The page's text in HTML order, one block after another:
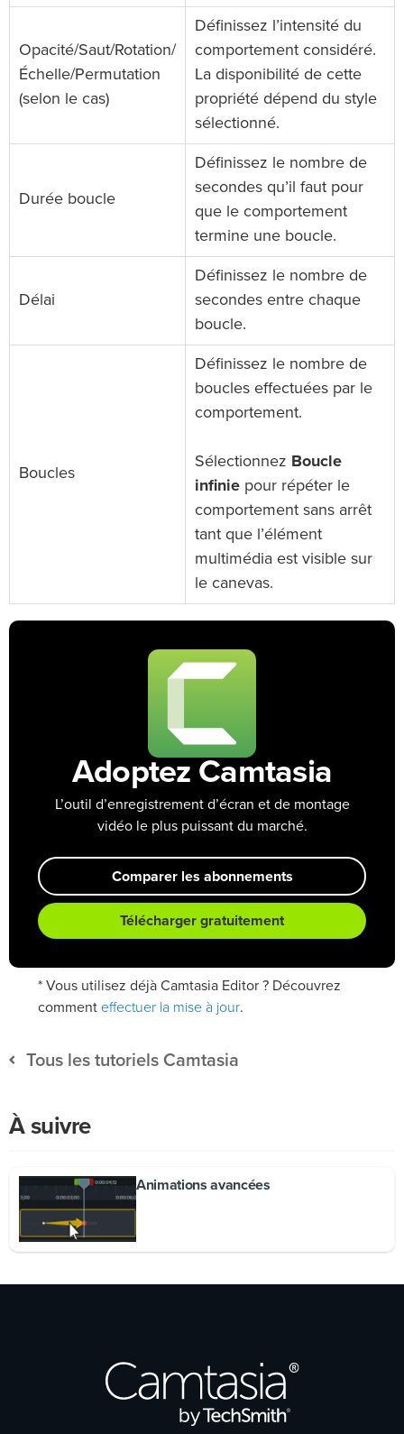
Opacité/Saut/Rotation/
Échelle/Permutation
(selon le cas)
Définissez l’intensité du
comportement considéré.
La disponibilité de cette
propriété dépend du style
sélectionné.
Durée boucle
Définissez le nombre de
secondes qu’il faut pour
que le comportement
termine une boucle.
Délai
Définissez le nombre de
secondes entre chaque
boucle.
Boucles
Définissez le nombre de
boucles effectuées par le
comportement.
Sélectionnez Boucle
infinie pour répéter le
comportement sans arrêt
tant que l’élément
multimédia est visible sur
le canevas.
Adoptez Camtasia
L’outil d’enregistrement d’écran et de montage
vidéo le plus puissant du marché.
Comparer les abonnements
Télécharger gratuitement
* Vous utilisez déjà Camtasia Editor ? Découvrez
comment effectuer la mise à jour.
Tous les tutoriels Camtasia
À suivre
Animations avancées